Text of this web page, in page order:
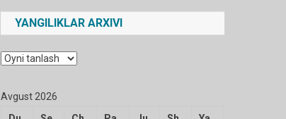
YANGILIKLAR ARXIVI
Yangiliklar
Avgust 2026